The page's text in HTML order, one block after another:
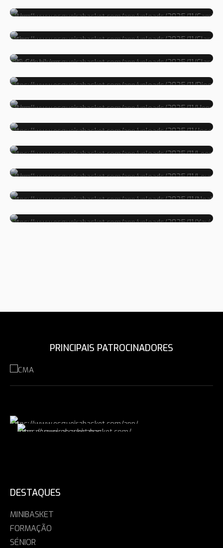
CLARA
CLARA RES
DIOGO
HENRIQUE
JOSEFA
LEONOR
LOURENÇO
NOHA
XAVIER
PRINCIPAIS PATROCINADORES
DESTAQUES
MINIBASKET
FORMAÇÃO
SÉNIOR